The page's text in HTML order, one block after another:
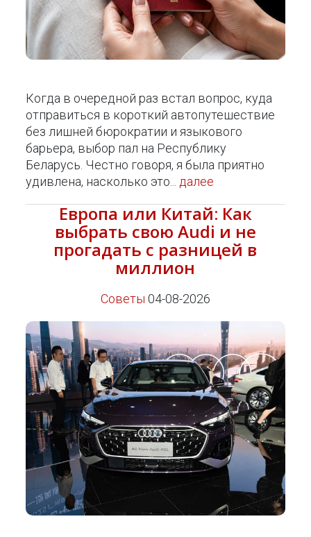
Когда в очередной раз встал вопрос, куда
отправиться в короткий автопутешествие
без лишней бюрократии и языкового
барьера, выбор пал на Республику
Беларусь. Честно говоря, я была приятно
удивлена, насколько это... далее
Европа или Китай: Как
выбрать свою Audi и не
прогадать с разницей в
миллион
Советы 04-08-2026